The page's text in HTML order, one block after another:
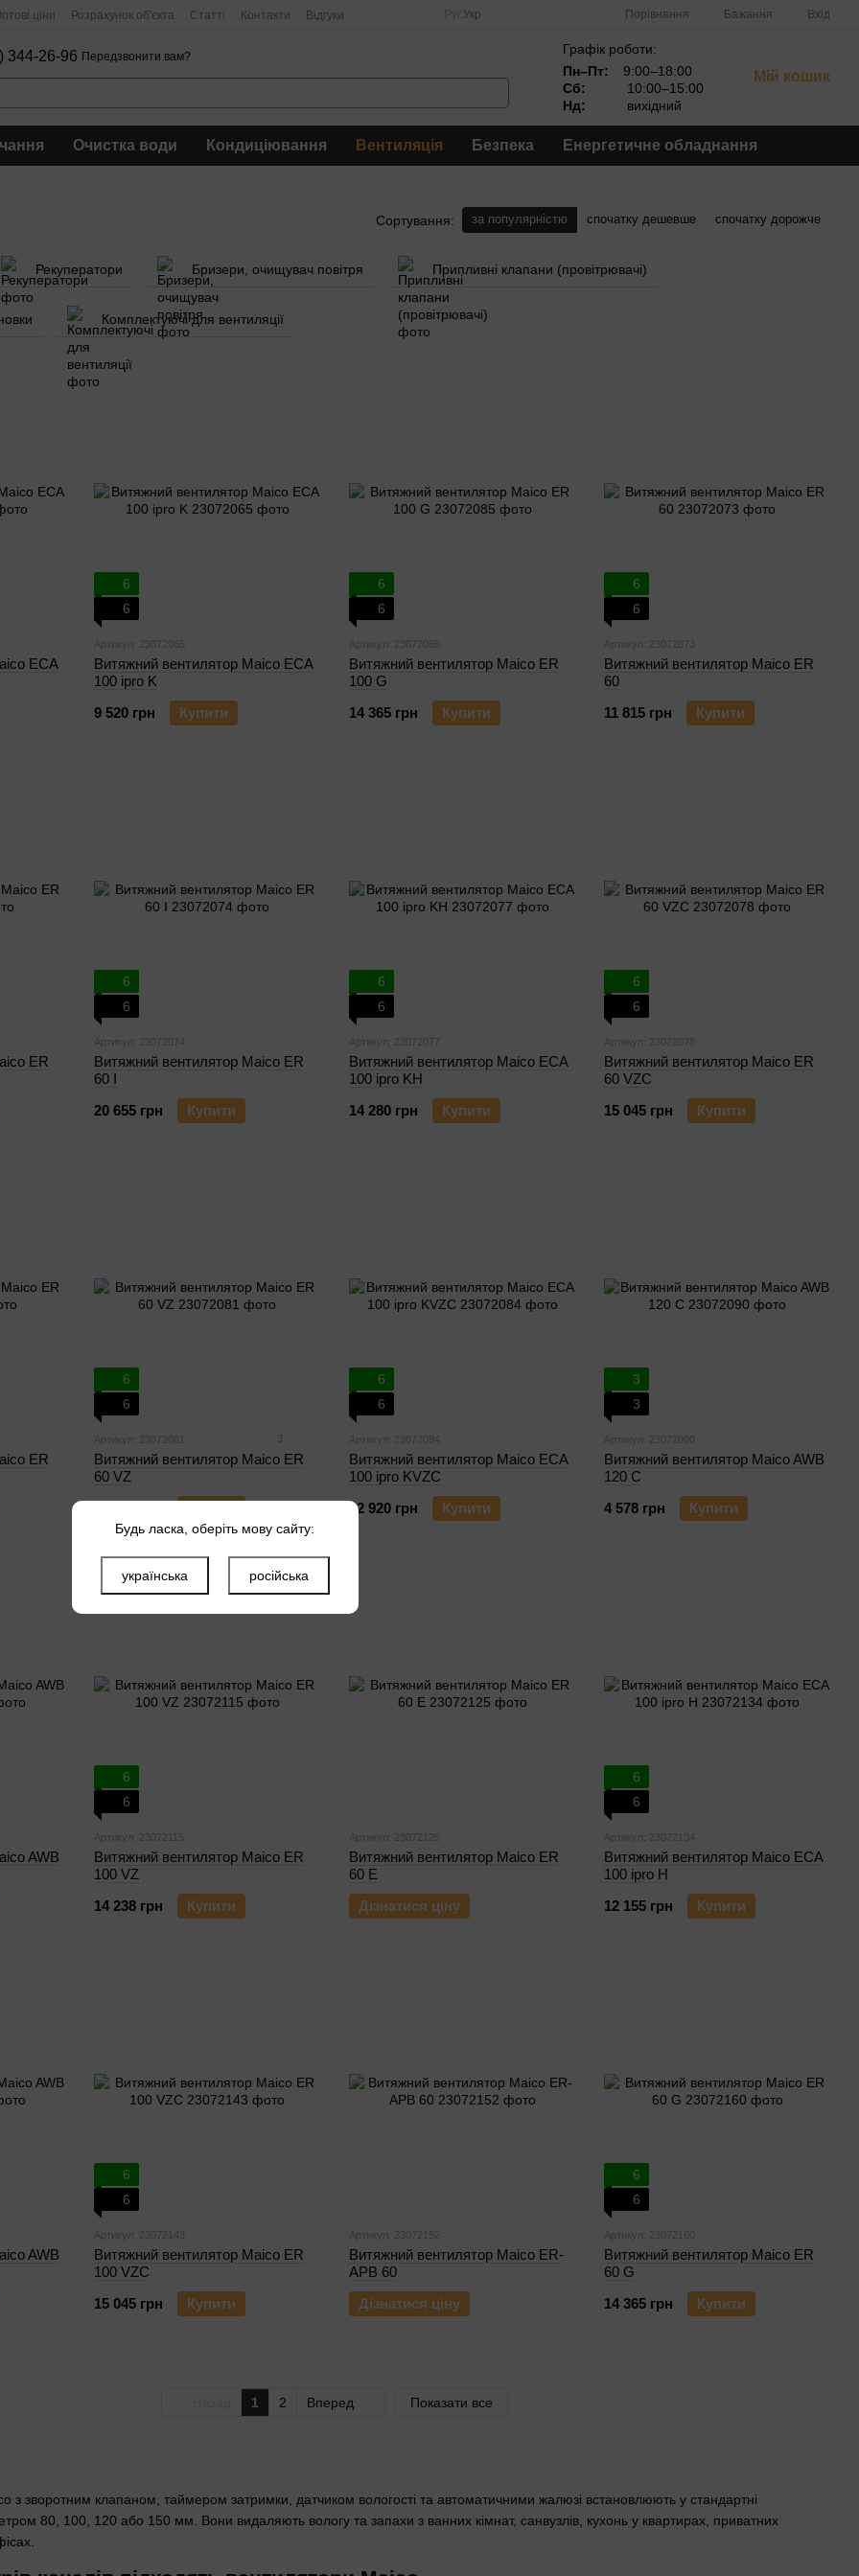
ціни Розрахунок об'єкта Статті Контакти Відгуки Укр Порівняння Бажання Вхід
344-26-96 Передзвонити вам?
Графік роботи:
Пн–Пт:
9:00–18:00
Сб:
10:00–15:00
Нд:
вихідний
Мій кошик
Очистка води Кондиціювання Вентиляція Безпека Енергетичне обладнання
Сортування: за популярністю спочатку дешевше спочатку дорожче
Рекуператори Бризери, очищувач повітря Припливні клапани (провітрювачі)
Комплектуючі для вентиляції
з зворотним клапаном, таймером затримки, датчиком вологості та автоматичними жалюзі встановлюють у стандартні
80, 100, 120 або 150 мм. Вони видаляють вологу та запахи з ванних кімнат, санвузлів, кухонь у квартирах, приватних
ECA
6
6
Артикул: 23072065
Витяжний вентилятор Maico ECA
100 ipro K
9 520 грн
Купити
6
6
Артикул: 23072085
Витяжний вентилятор Maico ER
100 G
14 365 грн
Купити
6
6
Артикул: 23072073
Витяжний вентилятор Maico ER
60
11 815 грн
Купити
ER
6
6
Артикул: 23072074
Витяжний вентилятор Maico ER
60 I
20 655 грн
Купити
6
6
Артикул: 23072077
Витяжний вентилятор Maico ECA
100 ipro KH
14 280 грн
Купити
6
6
Артикул: 23072078
Витяжний вентилятор Maico ER
60 VZC
15 045 грн
Купити
ER
6
6
Артикул: 23072081
Витяжний вентилятор Maico ER
60 VZ
6
6
Артикул: 23072084
Витяжний вентилятор Maico ECA
100 ipro KVZC
12 920 грн
Купити
3
3
Артикул: 23072090
Витяжний вентилятор Maico AWB
120 C
4 578 грн
Купити
AWB
6
6
Артикул: 23072115
Витяжний вентилятор Maico ER
100 VZ
14 238 грн
Купити
Артикул: 23072125
Витяжний вентилятор Maico ER
60 E
Дізнатися ціну
6
6
Артикул: 23072134
Витяжний вентилятор Maico ECA
100 ipro H
12 155 грн
Купити
AWB
6
6
Артикул: 23072143
Витяжний вентилятор Maico ER
100 VZC
15 045 грн
Купити
Артикул: 23072152
Витяжний вентилятор Maico ER-
APB 60
Дізнатися ціну
6
6
Артикул: 23072160
Витяжний вентилятор Maico ER
60 G
14 365 грн
Купити
1 2 Вперед Показати все
Будь ласка, оберіть мову сайту:
українська російська